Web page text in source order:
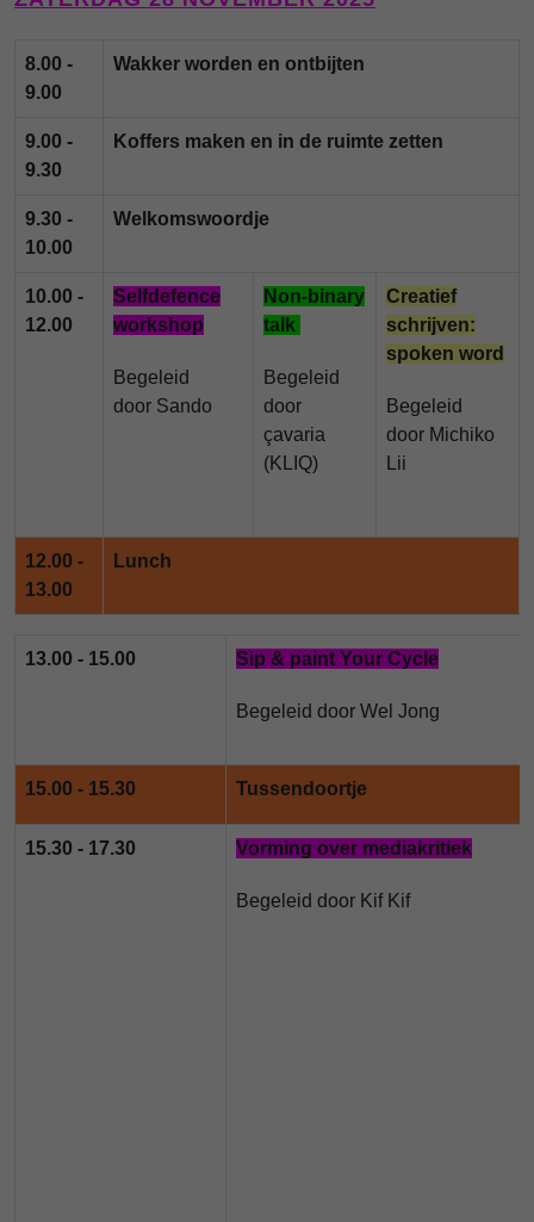
8.00 -
9.00
Wakker worden en ontbijten
9.00 -
9.30
Koffers maken en in de ruimte zetten
9.30 -
10.00
Welkomswoordje
10.00 -
12.00
Selfdefence
workshop
Begeleid
door Sando
Non-binary
talk
Begeleid
door
çavaria
(K LIQ)
Creatief
schrijven:
spoken word
Begeleid
door Michiko
Lii
12.00 -
13.00
Lunch
13.00 - 15.00 Sip & paint Your Cycle
Begeleid door Wel Jong
15.00 - 15.30 Tussendoortje
15.30 - 17.30 Vorming over mediakritiek
Begeleid door Kif Kif